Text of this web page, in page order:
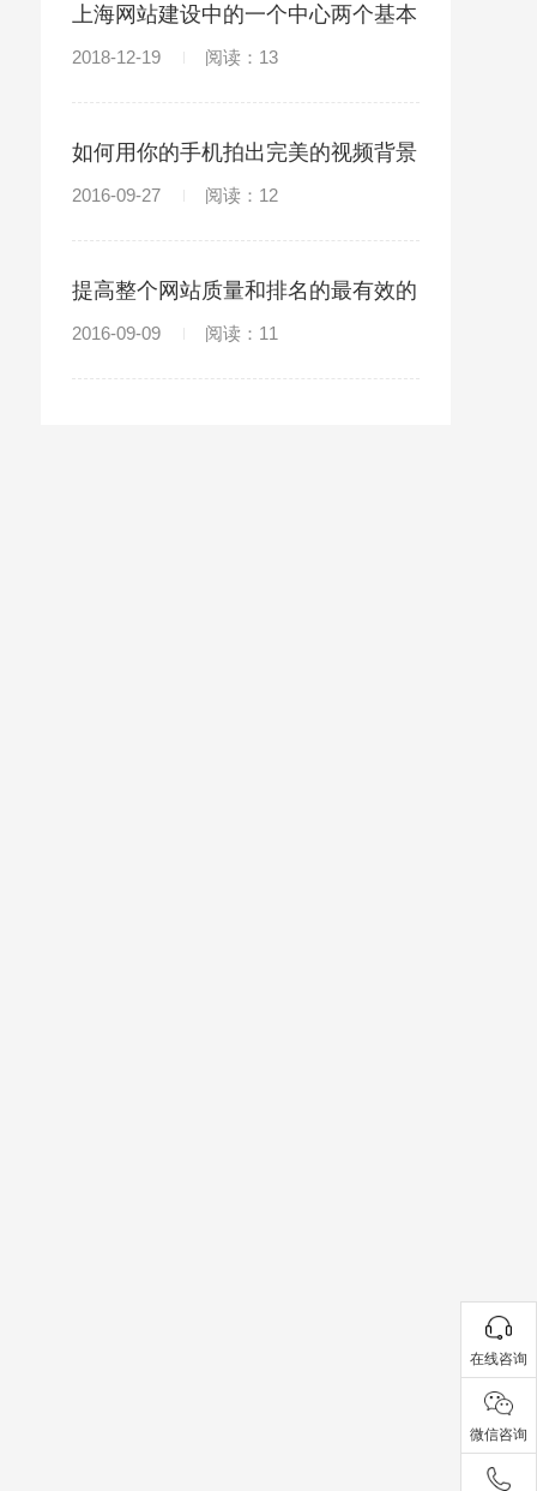
上海网站建设中的一个中心两个基本
点
2018-12-19 阅读：13
如何用你的手机拍出完美的视频背景
2016-09-27 阅读：12
提高整个网站质量和排名的最有效的
方法
2016-09-09 阅读：11
在线咨询
微信咨询